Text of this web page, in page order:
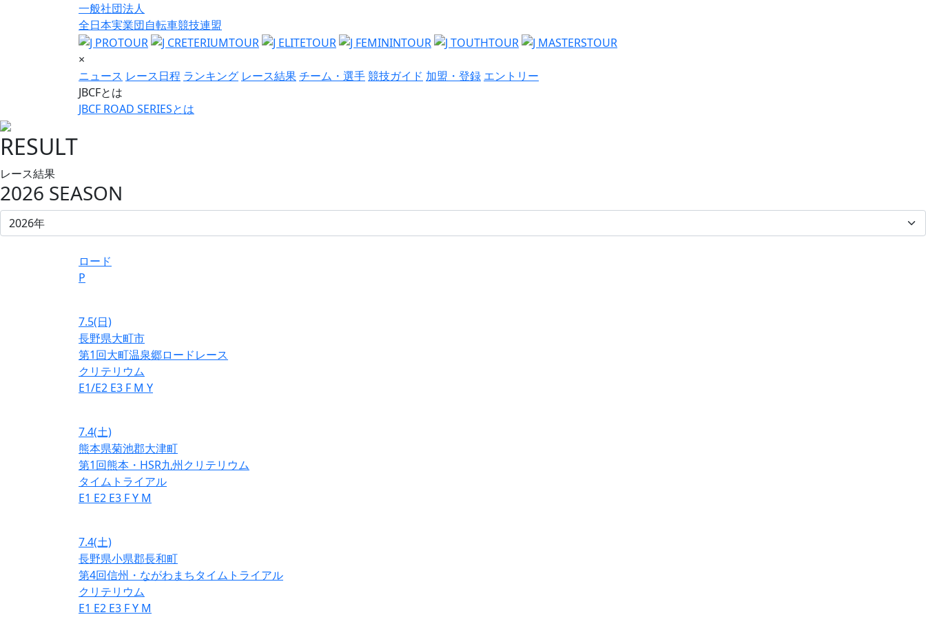
一般社団法人
全日本実業団自転車競技連盟
×
ニュース レース日程 ランキング レース結果チーム・選手競技ガイド 加盟・登録 エントリー
JBCFとは
JBCF ROAD SERIESとは
RESULT
レース結果
2026 SEASON
ロード
P
7.5(日)
長野県大町市
第1回大町温泉郷ロードレース
クリテリウム
E1/E2 E3 F M Y
7.4(土)
熊本県菊池郡大津町
第1回熊本・HSR九州クリテリウム
タイムトライアル
E1 E2 E3 FY M
7.4(土)
長野県小県郡長和町
第4回信州・ながわまちタイムトライアル
クリテリウム
E1 E2 E3 FY M